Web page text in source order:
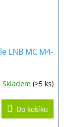
LNB MC M4-
Skladem(>5 ks)
Do košíku